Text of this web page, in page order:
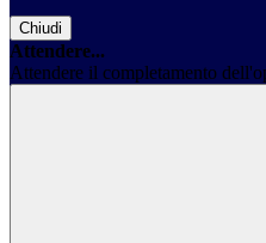
Chiudi
Attendere...
Attendere il completamento